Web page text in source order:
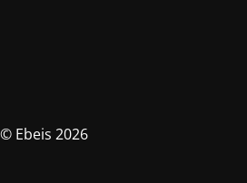
© Ebeis 2026